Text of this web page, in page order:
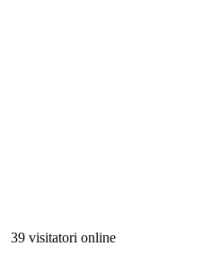
39 visitatori online